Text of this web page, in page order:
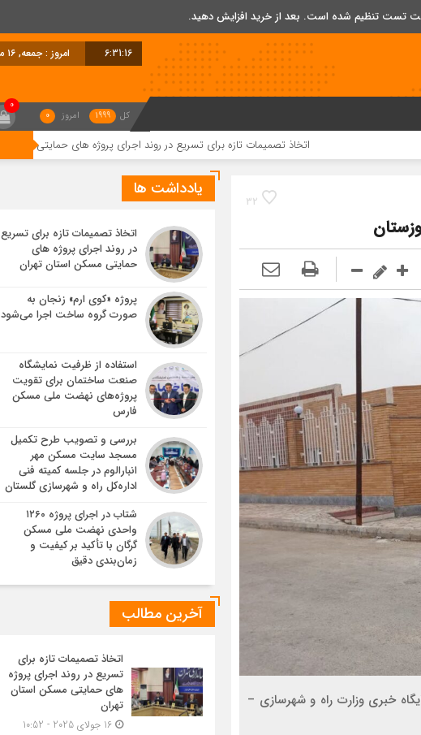
تست تنظیم شده است. بعد از خرید افزایش دهید.
6:31:16 امروز : جمعه, ۱۶ مرداد , ۱۴۰۵
کل 1999 امروز 0
0
اتخاذ تصمیمات تازه برای تسریع در روند اجرای پروژه های حمایتی مسکن استان تهران
32
و بهره برداری از ساختمان بخشداری جولکی در خوزستان منبع: 1- پایگاه خبری وزارت راه و شهرسازی –
یادداشت ها
اتخاذ تصمیمات تازه برای تسریع
در روند اجرای پروژه های
حمایتی مسکن استان تهران
پروژه «کوی ارم» زنجان به
صورت گروه ساخت اجرا می‌شود
استفاده از ظرفیت نمایشگاه
صنعت ساختمان برای تقویت
پروژه‌های نهضت ملی مسکن
فارس
بررسی و تصویب طرح تکمیل
مسجد سایت مسکن مهر
انبارالوم در جلسه کمیته فنی
اداره‌کل راه و شهرسازی گلستان
شتاب در اجرای پروژه ۱۲۶۰
واحدی نهضت ملی مسکن
گرگان با تأکید بر کیفیت و
زمان‌بندی دقیق
آخرین مطالب
اتخاذ تصمیمات تازه برای
تسریع در روند اجرای پروژه
های حمایتی مسکن استان
تهران